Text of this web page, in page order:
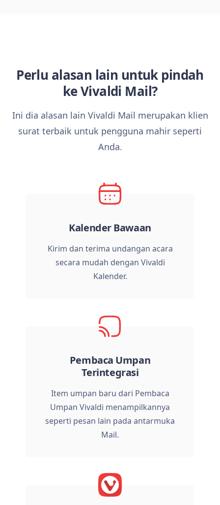
Perlu alasan lain untuk pindah
ke Vivaldi Mail?
Ini dia alasan lain Vivaldi Mail merupakan klien
surat terbaik untuk pengguna mahir seperti
Anda.
Kalender Bawaan
Kirim dan terima undangan acara
secara mudah dengan Vivaldi
Kalender.
Pembaca Umpan
Terintegrasi
Item umpan baru dari Pembaca
Umpan Vivaldi menampilkannya
seperti pesan lain pada antarmuka
Mail.